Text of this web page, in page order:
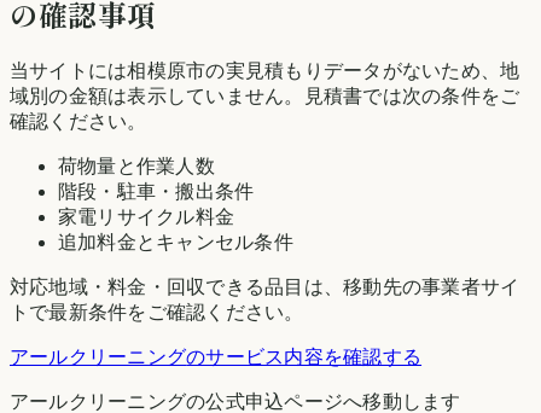
の確認事項
当サイトには相模原市の実見積もりデータがないため、地
域別の金額は表示していません。見積書では次の条件をご
確認ください。
荷物量と作業人数
階段・駐車・搬出条件
家電リサイクル料金
追加料金とキャンセル条件
対応地域・料金・回収できる品目は、移動先の事業者サイ
トで最新条件をご確認ください。
アールクリーニングのサービス内容を確認する
アールクリーニングの公式申込ページへ移動します